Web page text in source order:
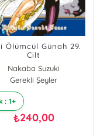
Ölümcül Günah 29.
Cilt
Nakaba Suzuki
Gerekli Şeyler
: 1+
₺240,00